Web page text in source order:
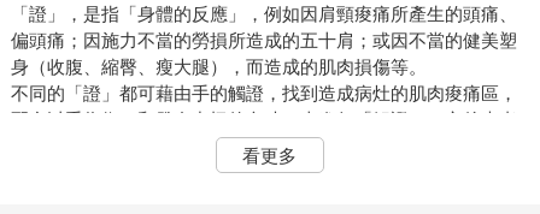
「證」，是指「身體的反應」，例如因肩頸痠痛所產生的頭痛、
偏頭痛；因施力不當的勞損所造成的五十肩；或因不當的健美塑
身（收腹、縮臀、瘦大腿），而造成的肌肉損傷等。
不同的「證」都可藉由手的觸證，找到造成病灶的肌肉痠痛區，
配合以手為術，和發自中極的內功，來進行「解證」；之後患者
再進行自主復健和重量訓練，即能達到保健效果。
本書所介紹的內容，都是一般人在日常生活中最容易發生的勞
看更多